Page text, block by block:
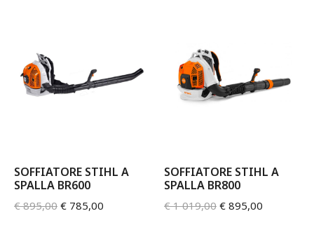
SOFFIATORE STIHL A
SPALLA BR600
€895,00 € 785,00
SOFFIATORE STIHL A
SPALLA BR800
€1 019,00 € 895,00